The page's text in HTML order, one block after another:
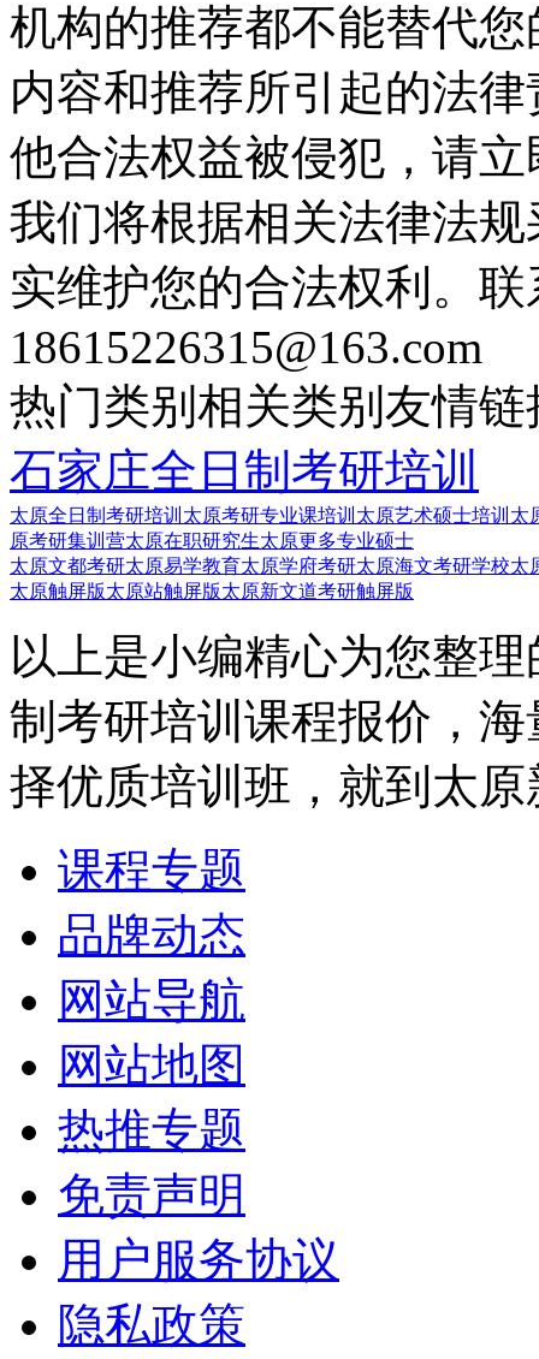
机构的推荐都不能替代
内容和推荐所引起的法
他合法权益被侵犯，请
我们将根据相关法律法
实维护您的合法权利。
18615226315@163.com
热门类别 相关类别 友情链
石家庄全日制考研培训
太原全日制考研培训 太原考研专业课培训 太原艺术硕士培训 太
原考研集训营太原在职研究生太原更多专业硕士
太原文都考研太原易学教育太原学府考研太原海文考研学校太
太原触屏版太原站触屏版太原新文道考研触屏版
以上是小编精心为您整
制考研培训课程报价，
择优质培训班，就到太
课程专题
品牌动态
网站导航
网站地图
热推专题
免责声明
用户服务协议
隐私政策